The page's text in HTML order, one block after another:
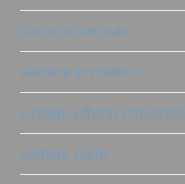
vernice naturale
vernice protettiva
vintage effetto industrial
vintage paint